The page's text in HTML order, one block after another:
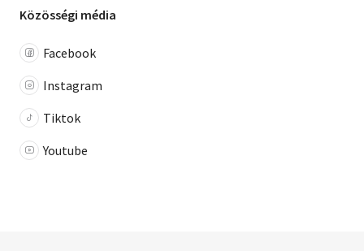
Közösségi média
Facebook
Instagram
Tiktok
Youtube